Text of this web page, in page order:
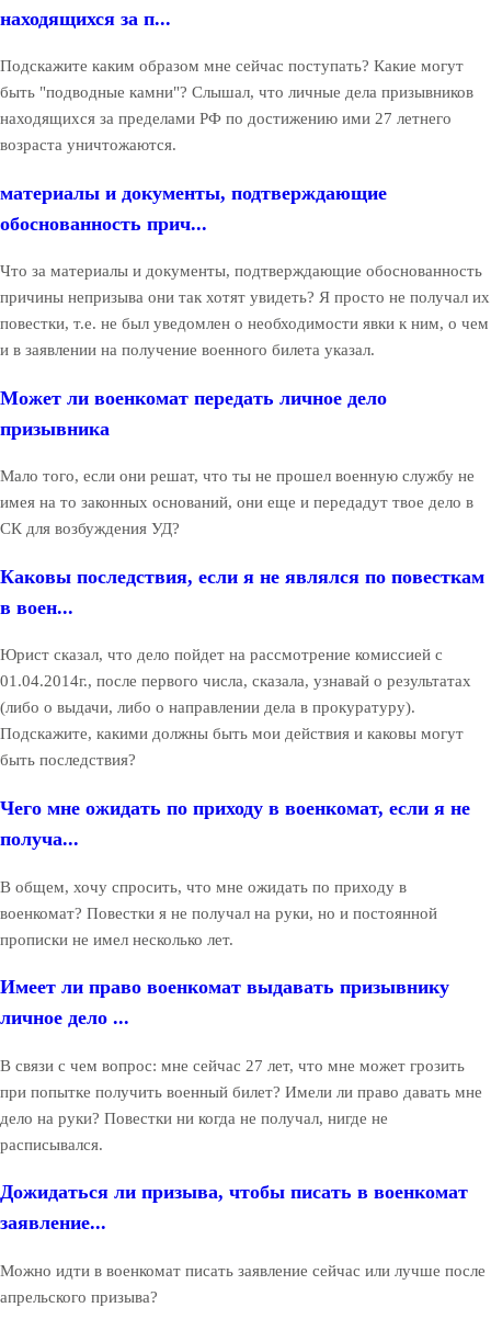
находящихся за п...
Подскажите каким образом мне сейчас поступать? Какие могут
быть "подводные камни"? Слышал, что личные дела призывников
находящихся за пределами РФ по достижению ими 27 летнего
возраста уничтожаются.
материалы и документы, подтверждающие
обоснованность прич...
Что за материалы и документы, подтверждающие обоснованность
причины непризыва они так хотят увидеть? Я просто не получал их
повестки, т.е. не был уведомлен о необходимости явки к ним, о чем
и в заявлении на получение военного билета указал.
Может ли военкомат передать личное дело
призывника
Мало того, если они решат, что ты не прошел военную службу не
имея на то законных оснований, они еще и передадут твое дело в
СК для возбуждения УД?
Каковы последствия, если я не являлся по повесткам
в воен...
Юрист сказал, что дело пойдет на рассмотрение комиссией с
01.04.2014г., после первого числа, сказала, узнавай о результатах
(либо о выдачи, либо о направлении дела в прокуратуру).
Подскажите, какими должны быть мои действия и каковы могут
быть последствия?
Чего мне ожидать по приходу в военкомат, если я не
получа...
В общем, хочу спросить, что мне ожидать по приходу в
военкомат? Повестки я не получал на руки, но и постоянной
прописки не имел несколько лет.
Имеет ли право военкомат выдавать призывнику
личное дело ...
В связи с чем вопрос: мне сейчас 27 лет, что мне может грозить
при попытке получить военный билет? Имели ли право давать мне
дело на руки? Повестки ни когда не получал, нигде не
расписывался.
Дожидаться ли призыва, чтобы писать в военкомат
заявление...
Можно идти в военкомат писать заявление сейчас или лучше после
апрельского призыва?